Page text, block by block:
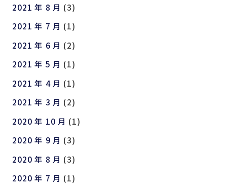
2021 年 8 月 (3)
2021 年 7 月 (1)
2021 年 6 月 (2)
2021 年 5 月 (1)
2021 年 4 月 (1)
2021 年 3 月 (2)
2020 年 10 月 (1)
2020 年 9 月 (3)
2020 年 8 月 (3)
2020 年 7 月 (1)